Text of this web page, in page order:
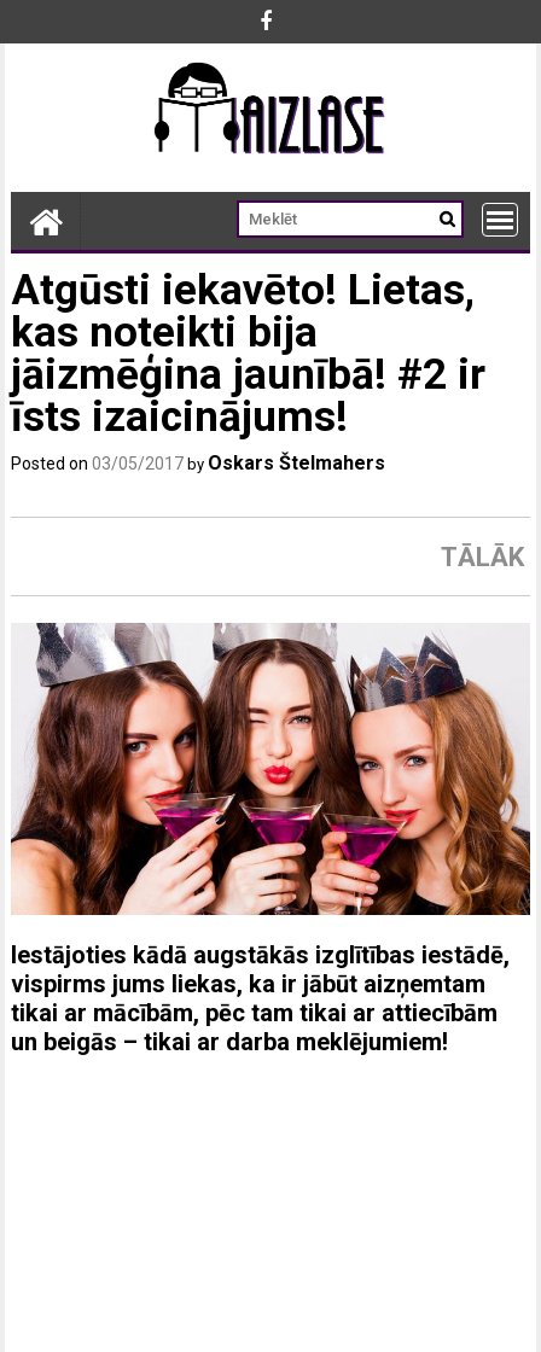
Atgūsti iekavēto! Lietas,
kas noteikti bija
jāizmēģina jaunībā! #2 ir
īsts izaicinājums!
Posted on03/05/2017 by Oskars Štelmahers
TĀLĀK
Iestājoties kādā augstākās izglītības iestādē,
vispirms jums liekas, ka ir jābūt aizņemtam
tikai ar mācībām, pēc tam tikai ar attiecībām
un beigās – tikai ar darba meklējumiem!